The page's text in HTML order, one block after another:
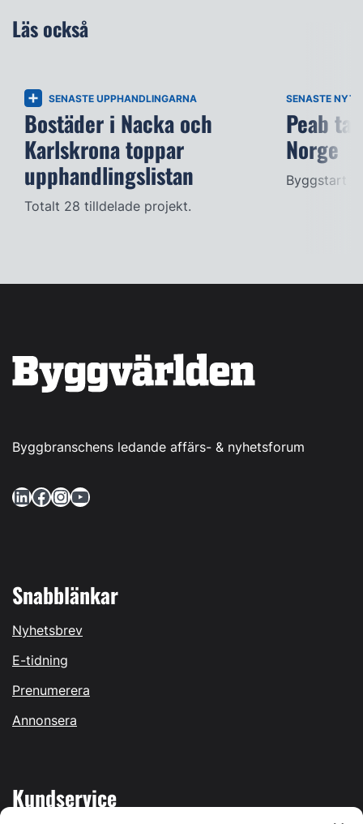
Läs också
SENASTE UPPHANDLINGARNA
Bostäder i Nacka och
Karlskrona toppar
upphandlingslistan
Totalt 28 tilldelade projekt.
SENASTE NYTT
Peab
Norge
Byggstart i
Byggbranschens ledande affärs- & nyhetsforum
LinkedIn Facebook InstagramYouTube
Snabblänkar
Nyhetsbrev
E-tidning
Prenumerera
Annonsera
Kundservice